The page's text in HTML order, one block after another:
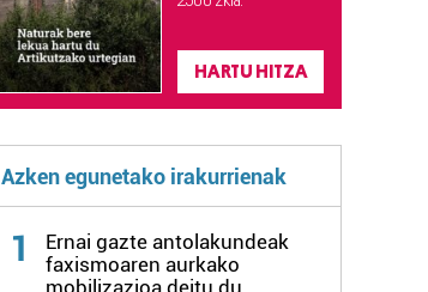
HARTU HITZA
Azken egunetako irakurrienak
1
Ernai gazte antolakundeak
faxismoaren aurkako
mobilizazioa deitu du